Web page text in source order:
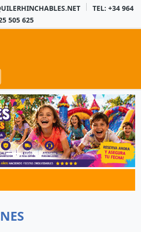
TEL: +34 964
505 625